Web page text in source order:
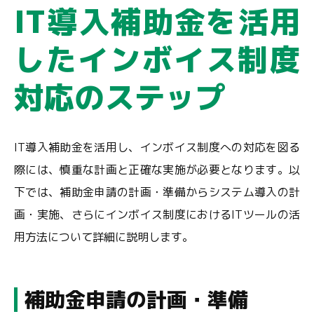
IT導入補助金を活用
したインボイス制度
対応のステップ
IT導入補助金を活用し、インボイス制度への対応を図る
際には、慎重な計画と正確な実施が必要となります。以
下では、補助金申請の計画・準備からシステム導入の計
画・実施、さらにインボイス制度におけるITツールの活
用方法について詳細に説明します。
補助金申請の計画・準備